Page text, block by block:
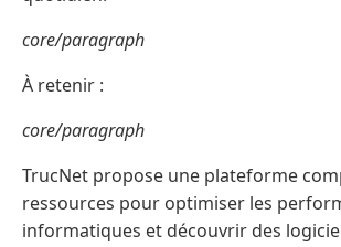
core/paragraph
À retenir :
core/paragraph
TrucNet propose une plateforme
ressources pour optimiser les
informatiques et découvrir des